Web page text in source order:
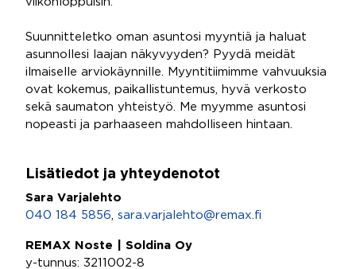
Suunnitteletko oman asuntosi myyntiä ja haluat
asunnollesi laajan näkyvyyden? Pyydä meidät
ilmaiselle arviokäynnille. Myyntitiimimme vahvuuksia
ovat kokemus, paikallistuntemus, hyvä verkosto
sekä saumaton yhteistyö. Me myymme asuntosi
nopeasti ja parhaaseen mahdolliseen hintaan.
Lisätiedot ja yhteydenotot
Sara Varjalehto
040 184 5856
sara.varjalehto@remax.fi
REMAX Noste | Soldina Oy
y-tunnus: 3211002-8